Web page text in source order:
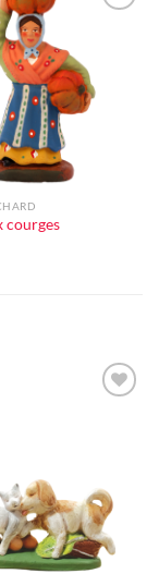
courges